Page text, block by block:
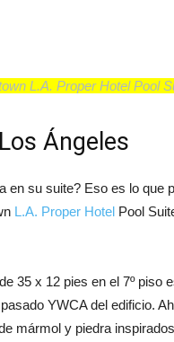
L.A. Proper Hotel Pool
Ángeles
en su suite? Eso es lo que
L.A. Proper Hotel Pool
35 x 12 pies en el 7º piso
YWCA del edificio.
mármol y piedra